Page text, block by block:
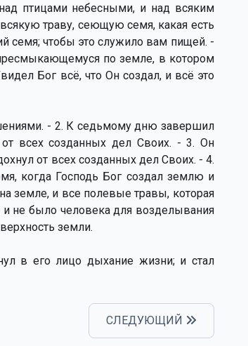
птицами небесными, и над всяким
траву, сеющую семя, какая есть
семя; чтобы это служило вам пищей. -
по земле, в котором
Бог всё, что Он создал, и всё это
- 2. К седьмому дню завершил
всех созданных дел Своих. - 3. Он
от всех созданных дел Своих. - 4.
когда Господь Бог создал землю и
земле, и все полевые травы, которая
не было человека для возделывания
земли.
в его лицо дыхание жизни; и стал
СЛЕДУЮЩИЙ